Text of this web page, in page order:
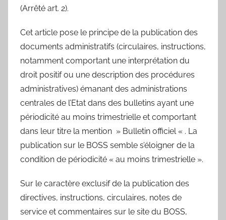
(Arrêté art. 2).
Cet article pose le principe de la publication des
documents administratifs (circulaires, instructions,
notamment comportant une interprétation du
droit positif ou une description des procédures
administratives) émanant des administrations
centrales de l’Etat dans des bulletins ayant une
périodicité au moins trimestrielle et comportant
dans leur titre la mention » Bulletin officiel « . La
publication sur le BOSS semble s’éloigner de la
condition de périodicité « au moins trimestrielle ».
Sur le caractère exclusif de la publication des
directives, instructions, circulaires, notes de
service et commentaires sur le site du BOSS,